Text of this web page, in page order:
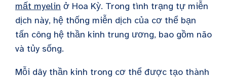
mất myelin ở Hoa Kỳ. Trong tình trạng tự miễn
dịch này, hệ thống miễn dịch của cơ thể bạn
tấn công hệ thần kinh trung ương, bao gồm não
và tủy sống.
Mỗi dây thần kinh trong cơ thể được tạo thành